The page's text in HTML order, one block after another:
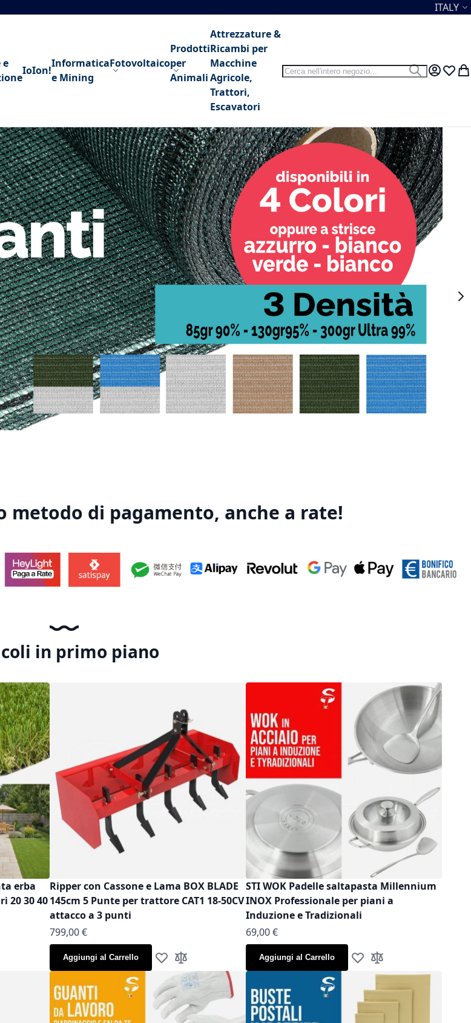
Lingua
ITALY
e
IoIon!
Informatica
e Mining
Fotovoltaico
Prodotti
per
Animali
Attrezzature &
Ricambi per
Macchine
Agricole,
Trattori,
Escavatori
Search
Search
My Lista
metodo di pagamento, anche a rate!
in primo piano
erba
20 30 40
lista desideri
al confronto
Ripper con Cassone e Lama BOX BLADE
145cm 5 Punte per trattore CAT1 18-50CV
attacco a 3 punti
799,00 €
Aggiungi al Carrello Aggiungi alla lista desideri
Aggiungi al confronto
STI WOK Padelle saltapasta Millennium
INOX Professionale per piani a
Induzione e Tradizionali
As low as
69,00 €
Aggiungi al Carrello Aggiungi alla lista desideri
Aggiungi al confronto